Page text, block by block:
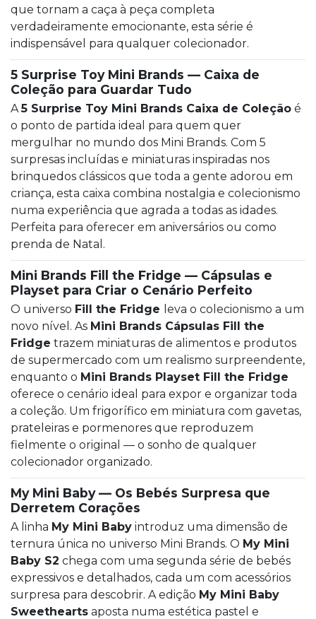
que tornam a caça à peça completa
verdadeiramente emocionante, esta série é
indispensável para qualquer colecionador.
5 Surprise Toy Mini Brands — Caixa de
Coleção para Guardar Tudo
A5 Surprise Toy Mini Brands Caixa de Coleção é
o ponto de partida ideal para quem quer
mergulhar no mundo dos Mini Brands. Com 5
surpresas incluídas e miniaturas inspiradas nos
brinquedos clássicos que toda a gente adorou em
criança, esta caixa combina nostalgia e colecionismo
numa experiência que agrada a todas as idades.
Perfeita para oferecer em aniversários ou como
prenda de Natal.
Mini Brands Fill the Fridge — Cápsulas e
Playset para Criar o Cenário Perfeito
O universo Fill the Fridge leva o colecionismo a um
novo nível. As Mini Brands Cápsulas Fill the
Fridge trazem miniaturas de alimentos e produtos
de supermercado com um realismo surpreendente,
enquanto o Mini Brands Playset Fill the Fridge
oferece o cenário ideal para expor e organizar toda
a coleção. Um frigorífico em miniatura com gavetas,
prateleiras e pormenores que reproduzem
fielmente o original — o sonho de qualquer
colecionador organizado.
My Mini Baby — Os Bebés Surpresa que
Derretem Corações
A linha My Mini Baby introduz uma dimensão de
ternura única no universo Mini Brands. O My Mini
Baby S2 chega com uma segunda série de bebés
expressivos e detalhados, cada um com acessórios
surpresa para descobrir. A edição My Mini Baby
Sweethearts aposta numa estética pastel e